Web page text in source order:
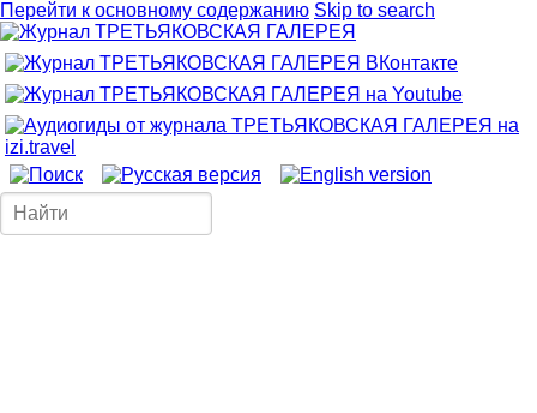
Перейти к основному содержанию Skip to search